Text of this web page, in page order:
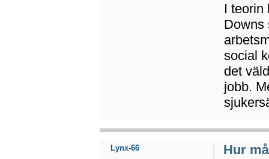
I teorin
Downs
social
det
jobb.
Hur
Lynx-66